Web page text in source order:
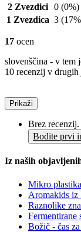
2 Zvezdici 0 (0%)
1 Zvezdica 3
17 ocen
slovenščina - v tem
10 recenzij v
Prikaži
Brez recenzij.
Bodite prvi
Iz naših
Mikro
Aromakids iz
Raznolike
Fermentirane
Božič - čas